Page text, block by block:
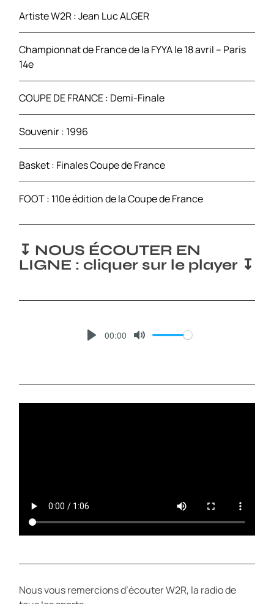
Artiste W2R : Jean Luc ALGER
Championnat de France de la FYYA le 18 avril – Paris
14e
COUPE DE FRANCE : Demi-Finale
Souvenir : 1996
Basket : Finales Coupe de France
FOOT : 110e édition de la Coupe de France
↧ NOUS ÉCOUTER EN
LIGNE : cliquer sur le player ↧
A
00:00
T
Nous vous remercions d’écouter W2R, la radio de